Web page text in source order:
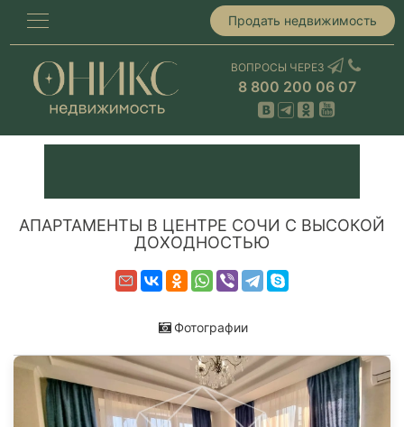
Продать недвижимость
ВОПРОСЫ ЧЕРЕЗ
8 800 200 06 07
АПАРТАМЕНТЫ В ЦЕНТРЕ СОЧИ С ВЫСОКОЙ
ДОХОДНОСТЬЮ
Фотографии